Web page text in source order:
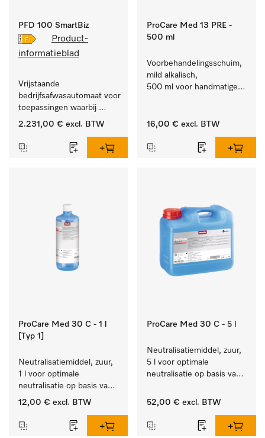
PFD 100 SmartBiz
Product-
informatieblad
Vrijstaande
bedrijfsafwasautomaat voor
toepassingen waarbij
huishoudelijke
volstaan.
2.231,00 € excl. BTW
ProCare Med 13 PRE -
500 ml
Voorbehandelingsschuim,
mild alkalisch,
500 ml voor handmatige
16,00 € excl. BTW
ProCare Med 30 C - 1 l
[Typ 1]
Neutralisatiemiddel, zuur,
1 l voor optimale
neutralisatie op basis van
organische zuren.
12,00 € excl. BTW
ProCare Med 30 C - 5 l
Neutralisatiemiddel, zuur,
5 l voor optimale
neutralisatie op basis van
52,00 € excl. BTW